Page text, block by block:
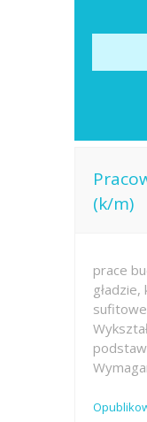
(k/m)
prace